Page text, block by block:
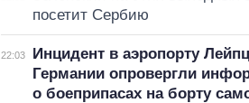
посетит Сербию
22:03
Инцидент в аэропорту
Германии опровергли
о боеприпасах на борту